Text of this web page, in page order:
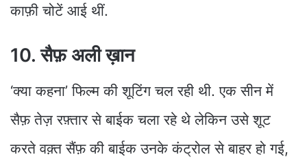
काफ़ी चोटें आई थीं.
10. सैफ़ अली ख़ान
‘क्या कहना’ फिल्म की शूटिंग चल रही थी. एक सीन में
सैफ़ तेज़ रफ़्तार से बाईक चला रहे थे लेकिन उसे शूट
करते वक़्त सैंफ़ की बाईक उनके कंट्रोल से बाहर हो गई,